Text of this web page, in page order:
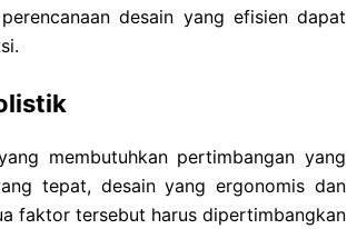
desain yang efisien dapat
membutuhkan pertimbangan yang
tepat, desain yang ergonomis dan
faktor tersebut harus dipertimbangkan